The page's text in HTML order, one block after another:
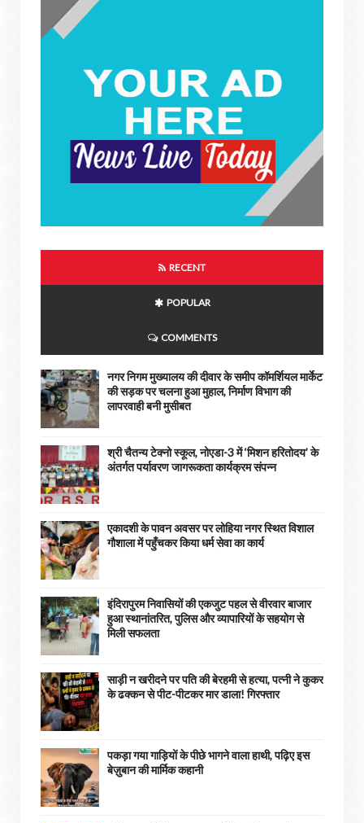
RECENT
POPULAR
COMMENTS
नगर निगम मुख्यालय की दीवार के समीप कॉमर्शियल मार्केट
की सड़क पर चलना हुआ मुहाल, निर्माण विभाग की
लापरवाही बनी मुसीबत
श्री चैतन्य टेक्नो स्कूल, नोएडा-3 में ‘मिशन हरितोदय’ के
अंतर्गत पर्यावरण जागरूकता कार्यक्रम संपन्न
एकादशी के पावन अवसर पर लोहिया नगर स्थित विशाल
गौशाला में पहुँचकर किया धर्म सेवा का कार्य
इंदिरापुरम निवासियों की एकजुट पहल से वीरवार बाजार
हुआ स्थानांतरित, पुलिस और व्यापारियों के सहयोग से
मिली सफलता
साड़ी न खरीदने पर पति की बेरहमी से हत्या, पत्नी ने कुकर
के ढक्कन से पीट-पीटकर मार डाला! गिरफ्तार
पकड़ा गया गाड़ियों के पीछे भागने वाला हाथी, पढ़िए इस
बेज़ुबान की मार्मिक कहानी